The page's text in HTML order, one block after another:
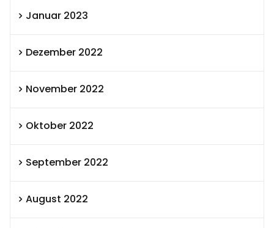
Januar 2023
Dezember 2022
November 2022
Oktober 2022
September 2022
August 2022